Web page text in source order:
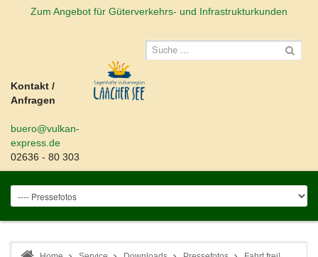
Zum Angebot für Güterverkehrs- und Infrastrukturkunden
Kontakt /
Anfragen
buero@vulkan-
express.de
02636 - 80 303